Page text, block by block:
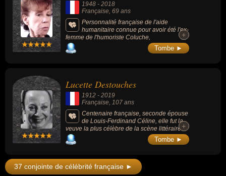
1948 - 2018
Française, 69 ans
Personnalité française de l'aide
humanitaire connue pour avoir été l'ex-
femme de l'humoriste Coluche,
administratrice des Restaurants du coeur
après la mort de son mari.
+
+
Tombe ►
Lucette Destouches
1912 - 2019
Française , 107 ans
Centenaire française, seconde épouse
de Louis-Ferdinand Céline, elle fut la
veuve la plus célèbre de la scène littéraire
française.
+
+
Tombe ►
37 conjointe de célébrité française ►